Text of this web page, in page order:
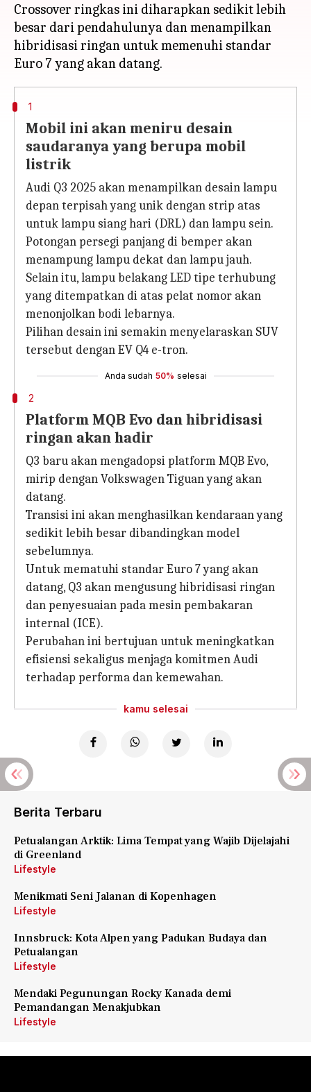
Crossover ringkas ini diharapkan sedikit lebih
besar dari pendahulunya dan menampilkan
hibridisasi ringan untuk memenuhi standar
1
Mobil ini akan meniru desain
saudaranya yang berupa mobil
listrik
Audi Q3 2025 akan menampilkan desain lampu
depan terpisah yang unik dengan strip atas
untuk lampu siang hari (DRL) dan lampu sein.
Potongan persegi panjang di bemper akan
menampung lampu dekat dan lampu jauh.
Selain itu, lampu belakang LED tipe terhubung
yang ditempatkan di atas pelat nomor akan
menonjolkan bodi lebarnya.
Pilihan desain ini semakin menyelaraskan SUV
tersebut dengan EV Q4 e-tron.
Anda sudah 50% selesai
2
Platform MQB Evo dan hibridisasi
ringan akan hadir
Q3 baru akan mengadopsi platform MQB Evo,
mirip dengan Volkswagen Tiguan yang akan
datang.
Transisi ini akan menghasilkan kendaraan yang
sedikit lebih besar dibandingkan model
sebelumnya.
Untuk mematuhi standar Euro 7 yang akan
datang, Q3 akan mengusung hibridisasi ringan
dan penyesuaian pada mesin pembakaran
internal (ICE).
Perubahan ini bertujuan untuk meningkatkan
efisiensi sekaligus menjaga komitmen Audi
terhadap performa dan kemewahan.
kamu selesai
Berita Terbaru
Petualangan Arktik: Lima Tempat yang Wajib Dijelajahi
di Greenland
Lifestyle
Menikmati Seni Jalanan di Kopenhagen
Lifestyle
Innsbruck: Kota Alpen yang Padukan Budaya dan
Petualangan
Lifestyle
Mendaki Pegunungan Rocky Kanada demi
Pemandangan Menakjubkan
Lifestyle